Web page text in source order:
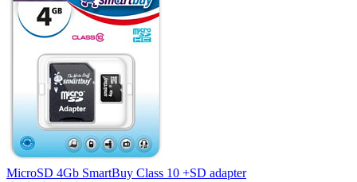
MicroSD 4Gb SmartBuy Class 10 +SD adapter